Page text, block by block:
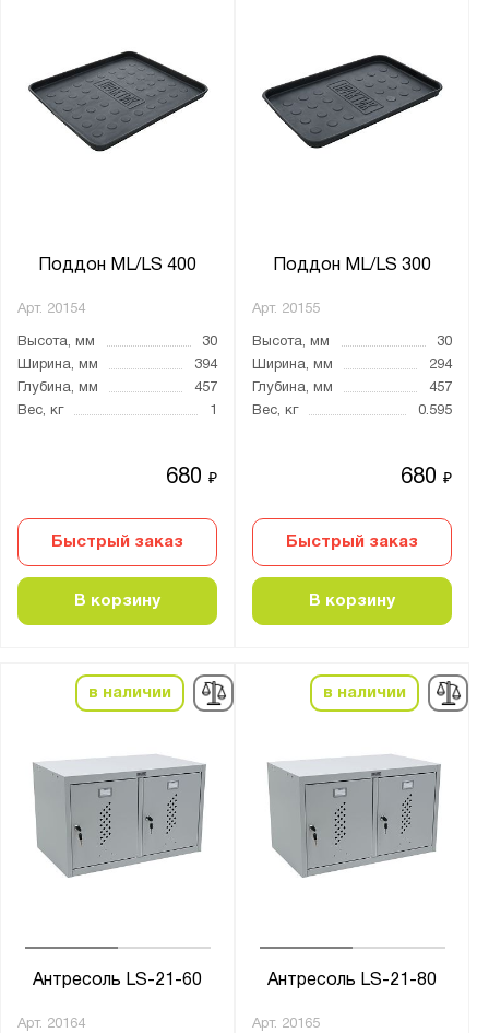
Поддон ML/LS 400
Арт. 20154
Высота, мм
30
Ширина, мм
394
Глубина, мм
457
Вес, кг
1
680₽
Быстрый заказ
В корзину
Поддон ML/LS 300
Арт. 20155
Высота, мм
30
Ширина, мм
294
Глубина, мм
457
Вес, кг
0.595
680₽
Быстрый заказ
В корзину
в наличии
Антресоль LS-21-60
Арт. 20164
в наличии
Антресоль LS-21-80
Арт. 20165